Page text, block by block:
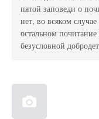
пятой заповеди о
нет, во всяком
остальном почитание
безусловной